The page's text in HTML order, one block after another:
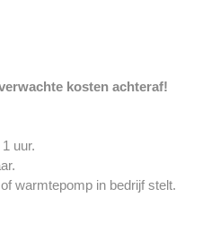
kosten achteraf!
uur.
warmtepomp in bedrijf stelt.